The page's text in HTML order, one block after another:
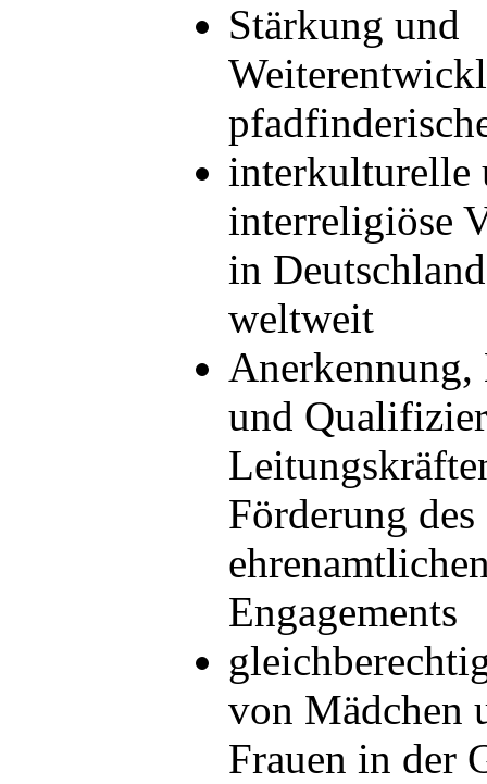
Stärkung und
interkulturelle
interreligiöse
in
weltweit
und
Förderung des
Engagements
von Mädchen
Frauen in der